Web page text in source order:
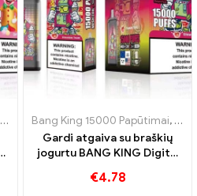
Vienkartinės elektroninės cigaretės
Bang King 15000 Papūtimai,
Gardi atgaiva su braškių
jogurtu BANG KING Digital
€4.78